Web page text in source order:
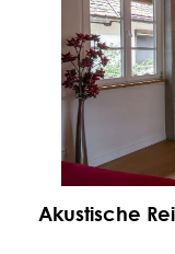
Akustische